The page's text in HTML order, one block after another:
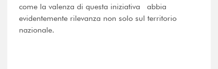
come la valenza di questa iniziativa abbia
evidentemente rilevanza non solo sul territorio
nazionale.